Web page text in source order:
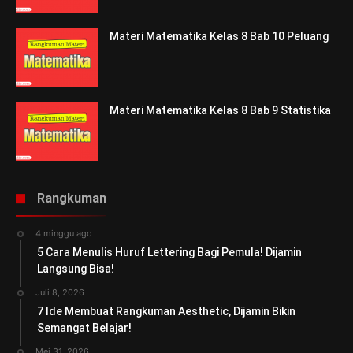
Materi Matematika Kelas 8 Bab 10 Peluang
Materi Matematika Kelas 8 Bab 9 Statistika
Rangkuman
4 minggu ago
5 Cara Menulis Huruf Lettering Bagi Pemula! Dijamin
Langsung Bisa!
Juli 8, 2026
7 Ide Membuat Rangkuman Aesthetic, Dijamin Bikin
Semangat Belajar!